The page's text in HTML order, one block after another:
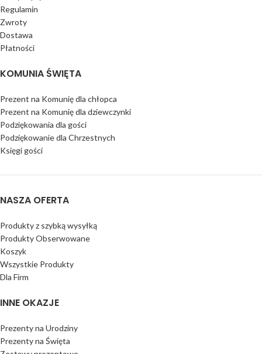
Regulamin
Zwroty
Dostawa
Płatności
KOMUNIA ŚWIĘTA
Prezent na Komunię dla chłopca
Prezent na Komunię dla dziewczynki
Podziękowania dla gości
Podziękowanie dla Chrzestnych
Księgi gości
NASZA OFERTA
Produkty z szybką wysyłką
Produkty Obserwowane
Koszyk
Wszystkie Produkty
Dla Firm
INNE OKAZJE
Prezenty na Urodziny
Prezenty na Święta